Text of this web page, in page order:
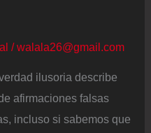
/walala26@gmail.com
ilusoria describe
afirmaciones falsas
incluso si sabemos que